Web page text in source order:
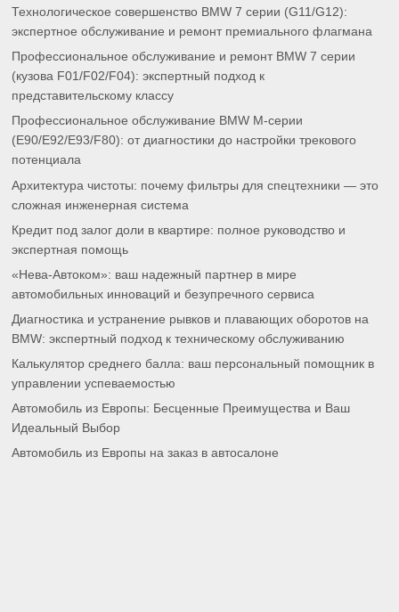
Технологическое совершенство BMW 7 серии (G11/G12):
экспертное обслуживание и ремонт премиального флагмана
Профессиональное обслуживание и ремонт BMW 7 серии
(кузова F01/F02/F04): экспертный подход к
представительскому классу
Профессиональное обслуживание BMW M-серии
(E90/E92/E93/F80): от диагностики до настройки трекового
потенциала
Архитектура чистоты: почему фильтры для спецтехники — это
сложная инженерная система
Кредит под залог доли в квартире: полное руководство и
экспертная помощь
«Нева-Автоком»: ваш надежный партнер в мире
автомобильных инноваций и безупречного сервиса
Диагностика и устранение рывков и плавающих оборотов на
BMW: экспертный подход к техническому обслуживанию
Калькулятор среднего балла: ваш персональный помощник в
управлении успеваемостью
Автомобиль из Европы: Бесценные Преимущества и Ваш
Идеальный Выбор
Автомобиль из Европы на заказ в автосалоне